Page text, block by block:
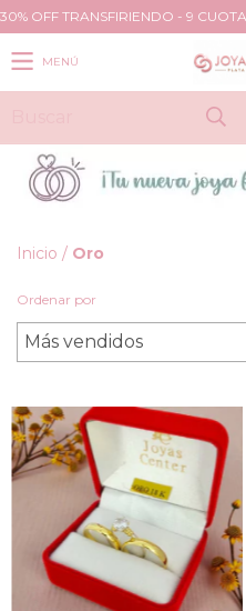
30% OFF TRANSFIRIENDO - 9
MENÚ
Inicio / Oro
Ordenar por